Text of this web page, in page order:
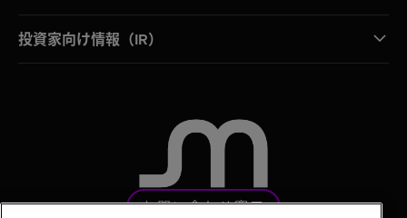
投資家向け情報（IR）
お問い合わせ窓口